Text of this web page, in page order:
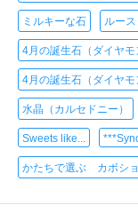
ミルキーな石 ルース
4月の誕生石（ダイヤモ
4月の誕生石（ダイヤモ
水晶（カルセドニー）
Sweets like...
かたちで選ぶ カボシ